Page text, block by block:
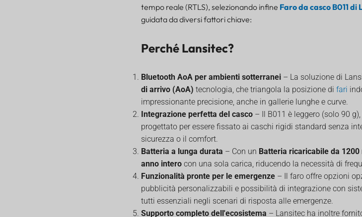
tempo reale (RTLS), selezionando infine Faro da casco B011 di
guidata da diversi fattori chiave:
Perché Lansitec?
Bluetooth AoA per ambienti sotterranei– La soluzione di
di arrivo (AoA) tecnologia, che triangola la posizione di fari
impressionante precisione, anche in gallerie lunghe e curve.
Integrazione perfetta del casco– Il B011 è leggero (solo 90
progettato per essere fissato ai caschi rigidi standard senza
sicurezza o il comfort.
Batteria a lunga durata – Con un Batteria ricaricabile da 1200
anno interocon una sola carica, riducendo la necessità di
Funzionalità pronte per le emergenze– Il faro offre opzioni
pubblicità personalizzabili e possibilità di integrazione con
tutti essenziali negli scenari di risposta alle emergenze.
Supporto completo dell'ecosistema – Lansitec ha inoltre